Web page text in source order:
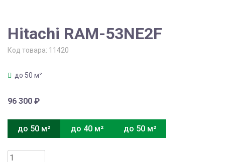
Hitachi RAM-53NE2F
Код товара: 11420
до 50 м²
96 300 ₽
до 50 м² до 40 м² до 50 м²
Количество